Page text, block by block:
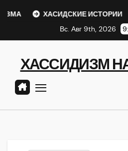
ХАСИДСКИЕ ИСТОРИИ
Вс. Авг 9th, 2026
ХАССИДИЗМ